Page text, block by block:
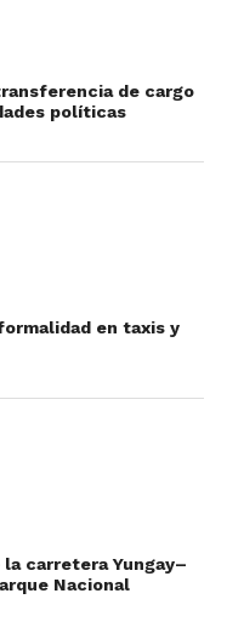
de cargo
políticas
en taxis y
carretera Yungay–
Nacional